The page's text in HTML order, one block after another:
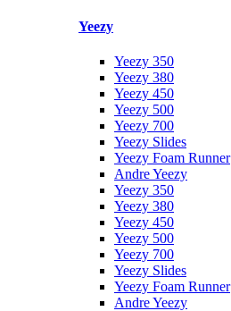
Yeezy
Yeezy 350
Yeezy 380
Yeezy 450
Yeezy 500
Yeezy 700
Yeezy Slides
Yeezy Foam Runner
Andre Yeezy
Yeezy 350
Yeezy 380
Yeezy 450
Yeezy 500
Yeezy 700
Yeezy Slides
Yeezy Foam Runner
Andre Yeezy